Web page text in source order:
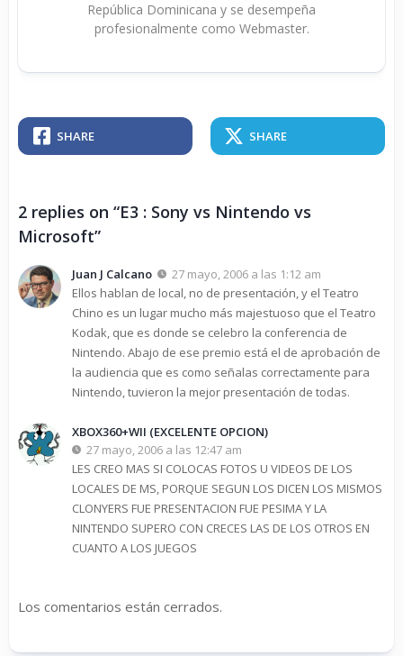
República Dominicana y se desempeña
profesionalmente como Webmaster.
SHARE SHARE
2 replies on “E3 : Sony vs Nintendo vs
Microsoft”
Juan J Calcano
27 mayo, 2006 a las 1:12 am
Ellos hablan de local, no de presentación, y el Teatro
Chino es un lugar mucho más majestuoso que el Teatro
Kodak, que es donde se celebro la conferencia de
Nintendo. Abajo de ese premio está el de aprobación de
la audiencia que es como señalas correctamente para
Nintendo, tuvieron la mejor presentación de todas.
XBOX360+WII (EXCELENTE OPCION)
27 mayo, 2006 a las 12:47 am
LES CREO MAS SI COLOCAS FOTOS U VIDEOS DE LOS
LOCALES DE MS, PORQUE SEGUN LOS DICEN LOS MISMOS
CLONYERS FUE PRESENTACION FUE PESIMA Y LA
NINTENDO SUPERO CON CRECES LAS DE LOS OTROS EN
CUANTO A LOS JUEGOS
Los comentarios están cerrados.